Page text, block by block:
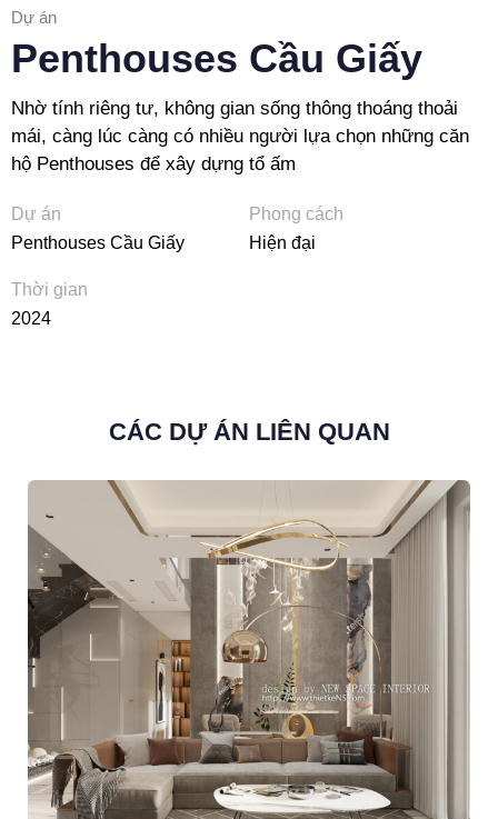
Dự án
Penthouses Cầu Giấy
Nhờ tính riêng tư, không gian sống thông thoáng thoải
mái, càng lúc càng có nhiều người lựa chọn những căn
hộ Penthouses để xây dựng tổ ấm
Dự án
Penthouses Cầu Giấy
Phong cách
Hiện đại
Thời gian
2024
CÁC DỰ ÁN LIÊN QUAN